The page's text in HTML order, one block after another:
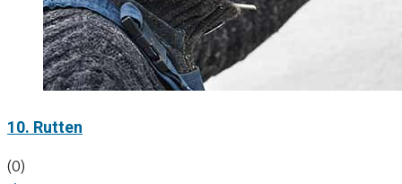
10. Rutten
(0)